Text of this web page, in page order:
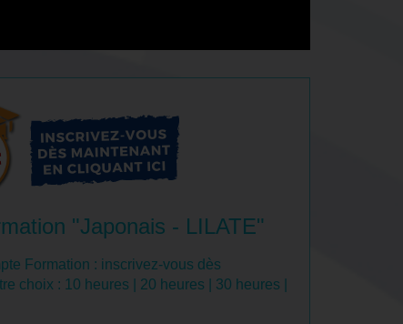
"Japonais - LILATE"
Formation : inscrivez-vous dès
choix : 10 heures 20 heures 30 heures